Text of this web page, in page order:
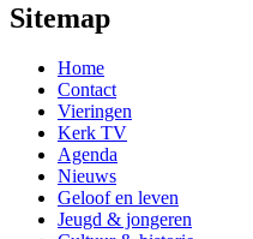
Sitemap
Home
Contact
Vieringen
Kerk TV
Agenda
Nieuws
Geloof en leven
Jeugd & jongeren